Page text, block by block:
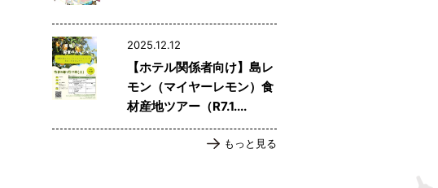
2025.12.12
【ホテル関係者向け】島レ
モン（マイヤーレモン）食
材産地ツアー（R7.1....
もっと見る